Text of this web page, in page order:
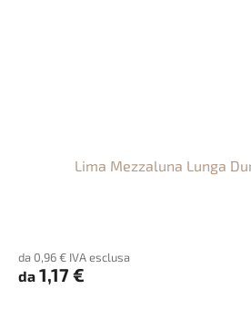
Lima Mezzaluna Lunga
da 0,96 € IVA esclusa
da 1,17 €